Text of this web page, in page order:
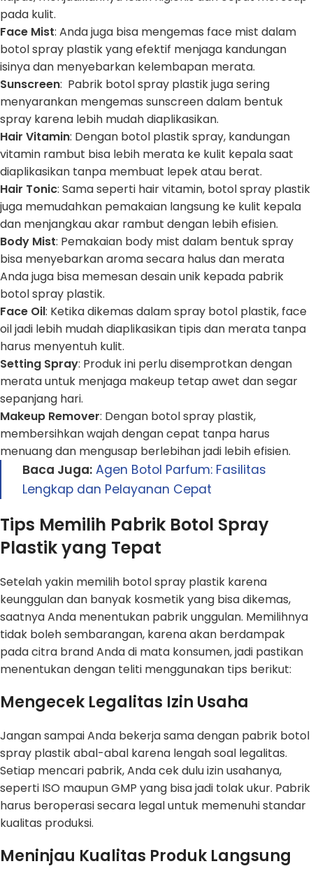
pada kulit.
Face Mist: Anda juga bisa mengemas face mist dalam
botol spray plastik yang efektif menjaga kandungan
isinya dan menyebarkan kelembapan merata.
Sunscreen: Pabrik botol spray plastik juga sering
menyarankan mengemas sunscreen dalam bentuk
spray karena lebih mudah diaplikasikan.
Hair Vitamin: Dengan botol plastik spray, kandungan
vitamin rambut bisa lebih merata ke kulit kepala saat
diaplikasikan tanpa membuat lepek atau berat.
Hair Tonic: Sama seperti hair vitamin, botol spray plastik
juga memudahkan pemakaian langsung ke kulit kepala
dan menjangkau akar rambut dengan lebih efisien.
Body Mist: Pemakaian body mist dalam bentuk spray
bisa menyebarkan aroma secara halus dan merata
Anda juga bisa memesan desain unik kepada pabrik
botol spray plastik.
Face Oil: Ketika dikemas dalam spray botol plastik, face
oil jadi lebih mudah diaplikasikan tipis dan merata tanpa
harus menyentuh kulit.
Setting Spray: Produk ini perlu disemprotkan dengan
merata untuk menjaga makeup tetap awet dan segar
sepanjang hari.
Makeup Remover: Dengan botol spray plastik,
membersihkan wajah dengan cepat tanpa harus
menuang dan mengusap berlebihan jadi lebih efisien.
Baca Juga: Agen Botol Parfum: Fasilitas
Lengkap dan Pelayanan Cepat
Tips Memilih Pabrik Botol Spray
Plastik yang Tepat
Setelah yakin memilih botol spray plastik karena
keunggulan dan banyak kosmetik yang bisa dikemas,
saatnya Anda menentukan pabrik unggulan. Memilihnya
tidak boleh sembarangan, karena akan berdampak
pada citra brand Anda di mata konsumen, jadi pastikan
menentukan dengan teliti menggunakan tips berikut:
Mengecek Legalitas Izin Usaha
Jangan sampai Anda bekerja sama dengan pabrik botol
spray plastik abal-abal karena lengah soal legalitas.
Setiap mencari pabrik, Anda cek dulu izin usahanya,
seperti ISO maupun GMP yang bisa jadi tolak ukur. Pabrik
harus beroperasi secara legal untuk memenuhi standar
kualitas produksi.
Meninjau Kualitas Produk Langsung